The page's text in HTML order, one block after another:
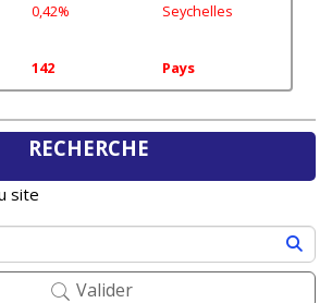
0,42%
Seychelles
142 Pays
RECHERCHE
site
Valider